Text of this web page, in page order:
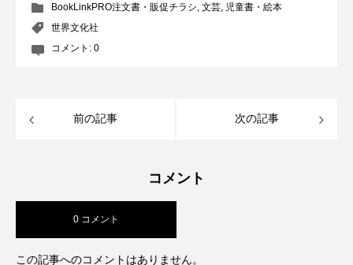
BookLinkPRO注文書・販促チラシ 文芸 児童書・絵本
世界文化社
コメント: 0
前の記事 次の記事
コメント
0 コメント
この記事へのコメントはありません。